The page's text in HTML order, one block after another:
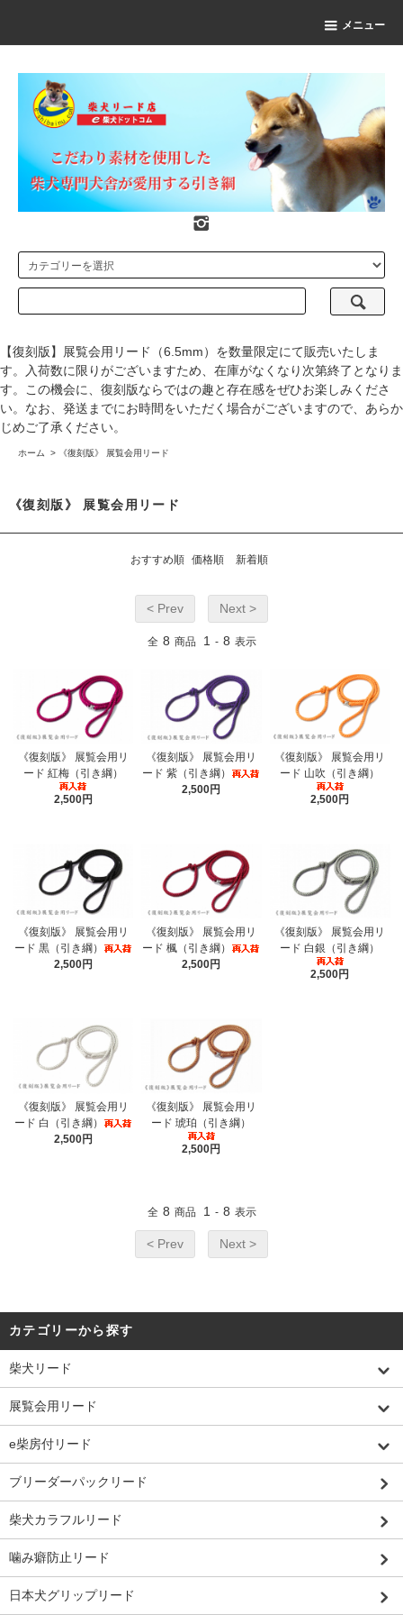
メニュー
【復刻版】展覧会用リード（6.5mm）を数量限定にて販売いたしま
す。入荷数に限りがございますため、在庫がなくなり次第終了となりま
す。この機会に、復刻版ならではの趣と存在感をぜひお楽しみくださ
い。なお、発送までにお時間をいただく場合がございますので、あらか
じめご了承ください。
ホーム > 《復刻版》 展覧会用リード
《復刻版》 展覧会用リード
おすすめ順 価格順 新着順
< Prev Next >
全 8 商品 1 - 8 表示
《復刻版》 展覧会用リ
ード 紅梅（引き綱）
2,500円
《復刻版》 展覧会用リ
ード 紫（引き綱）
2,500円
《復刻版》 展覧会用リ
ード 山吹（引き綱）
2,500円
《復刻版》 展覧会用リ
ード 黒（引き綱）
2,500円
《復刻版》 展覧会用リ
ード 楓（引き綱）
2,500円
《復刻版》 展覧会用リ
ード 白銀（引き綱）
2,500円
《復刻版》 展覧会用リ
ード 白（引き綱）
2,500円
《復刻版》 展覧会用リ
ード 琥珀（引き綱）
2,500円
全 8 商品 1 - 8 表示
< Prev Next >
カテゴリーから探す
柴犬リード
展覧会用リード
e柴房付リード
ブリーダーパックリード
柴犬カラフルリード
噛み癖防止リード
日本犬グリップリード